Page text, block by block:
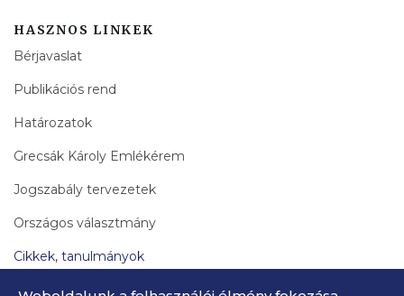
HASZNOS LINKEK
Bérjavaslat
Publikációs rend
Határozatok
Grecsák Károly Emlékérem
Jogszabály tervezetek
Országos választmány
Cikkek, tanulmányok
Bírák Lapja Archívum